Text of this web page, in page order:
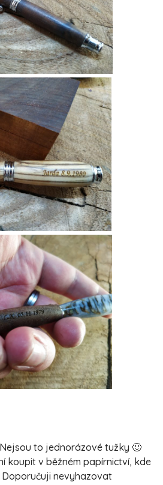
to jednorázové tužky 🙂
koupit v běžném papírnictví, kde
nevyhazovat